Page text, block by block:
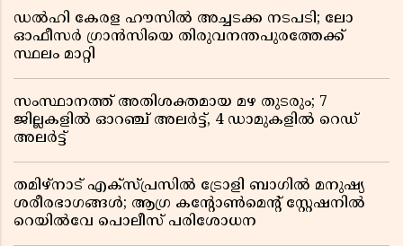
ഡൽഹി കേരള ഹൗസിൽ അച്ചടക്ക നടപടി; ലോ
ഓഫീസർ ഗ്രാൻസിയെ തിരുവനന്തപുരത്തേക്ക്
സ്ഥലം മാറ്റി
സംസ്ഥാനത്ത് അതിശക്തമായ മഴ തുടരും; 7
ജില്ലകളിൽ ഓറഞ്ച് അലർട്ട്, 4 ഡാമുകളിൽ റെഡ്
അലർട്ട്
തമിഴ്‌നാട് എക്സ്പ്രസിൽ ട്രോളി ബാഗിൽ മനുഷ്യ
ശരീരഭാഗങ്ങൾ; ആഗ്ര കൻ്റോൺമെൻ്റ് സ്റ്റേഷനിൽ
റെയിൽവേ പൊലീസ് പരിശോധന